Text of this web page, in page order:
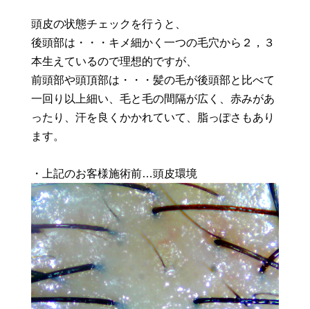
頭皮の状態チェックを行うと、
後頭部は・・・キメ細かく一つの毛穴から２，３
本生えているので理想的ですが、
前頭部や頭頂部は・・・髪の毛が後頭部と比べて
一回り以上細い、毛と毛の間隔が広く、赤みがあ
ったり、汗を良くかかれていて、脂っぽさもあり
ます。
・上記のお客様施術前…頭皮環境